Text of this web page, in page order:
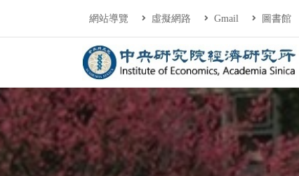
連往主要內容區塊
網站導覽 虛擬網路 Gmail 圖書館
中央研究院經濟
:::